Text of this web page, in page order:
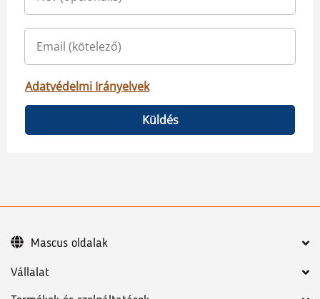
Adatvédelmi Irányelvek
Küldés
Vállalat
Mascus oldalak